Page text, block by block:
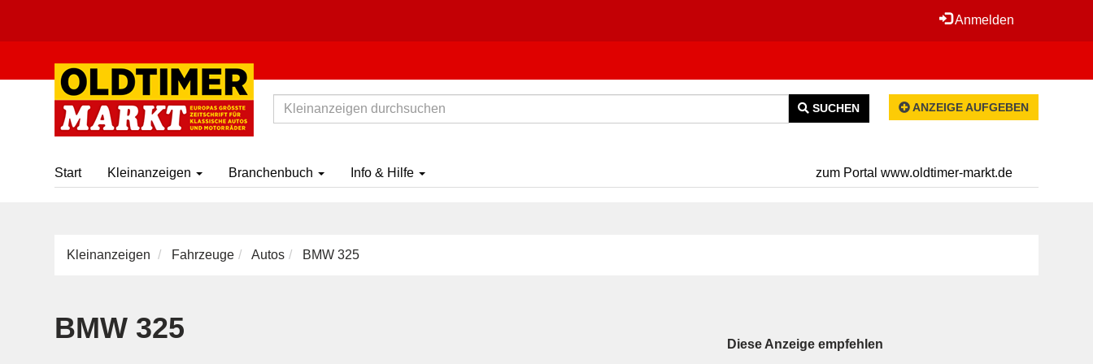
Anmelden
SUCHEN ANZEIGE AUFGEBEN
Start Kleinanzeigen Branchenbuch Info & Hilfe zum Portal www.oldtimer-markt.de
Kleinanzeigen Fahrzeuge Autos BMW 325
BMW 325 Diese Anzeige empfehlen